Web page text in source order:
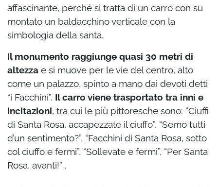
affascinante, perché si tratta di un carro con su
montato un baldacchino verticale con la
simbologia della santa.
Il monumento raggiunge quasi 30 metri di
altezza e si muove per le vie del centro, alto
come un palazzo, spinto a mano dai devoti detti
“i Facchini”. Il carro viene trasportato tra inni e
incitazioni, tra cui le più pittoresche sono: “Ciuffi
di Santa Rosa, accapezzate il ciuffo”, “Semo tutti
d’un sentimento?”, “Facchini di Santa Rosa, sotto
col ciuffo e fermi”, “Sollevate e fermi”, “Per Santa
Rosa, avanti!” .